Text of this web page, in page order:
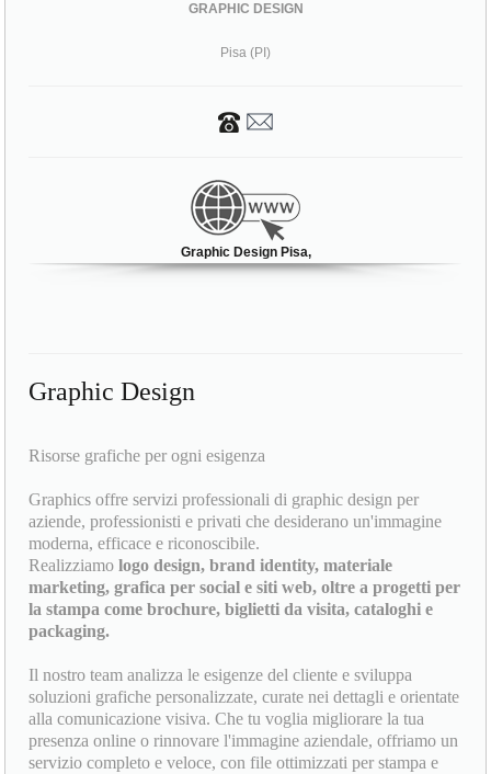
GRAPHIC DESIGN
Pisa (PI)
Graphic Design Pisa,
Graphic Design
Risorse grafiche per ogni esigenza
Graphics offre servizi professionali di graphic design per
aziende, professionisti e privati che desiderano un'immagine
moderna, efficace e riconoscibile.
Realizziamologo design, brand identity, materiale
marketing, grafica per social e siti web, oltre a progetti per
la stampa come brochure, biglietti da visita, cataloghi e
packaging.
Il nostro team analizza le esigenze del cliente e sviluppa
soluzioni grafiche personalizzate, curate nei dettagli e orientate
alla comunicazione visiva. Che tu voglia migliorare la tua
presenza online o rinnovare l'immagine aziendale, offriamo un
servizio completo e veloce, con file ottimizzati per stampa e